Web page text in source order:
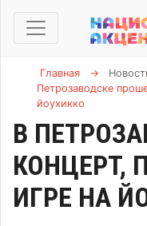
Главная →
Петрозаводске
йоухикко
В
КОНЦЕРТ,
ИГРЕ НА